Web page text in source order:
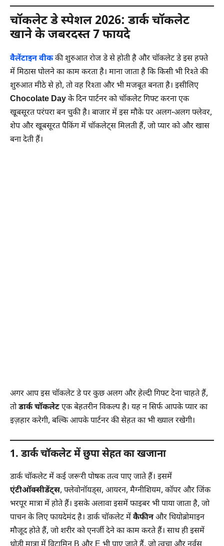
चॉकलेट डे स्पेशल 2026: डार्क चॉकलेट
खाने के जबरदस्त 7 फायदे
वैलेंटाइन वीककी शुरुआत रोज डे से होती है और चॉकलेट डे इस हफ्ते
में मिठास घोलने का काम करता है। माना जाता है कि किसी भी रिश्ते की
शुरुआत मीठे से हो, तो वह रिश्ता और भी मजबूत बनता है। इसीलिए
Chocolate Dayके दिन पार्टनर को चॉकलेट गिफ्ट करना एक
खूबसूरत परंपरा बन चुकी है। बाजार में इस मौके पर अलग-अलग फ्लेवर,
शेप और खूबसूरत पैकिंग में चॉकलेट्स मिलती हैं, जो प्यार को और खास
बना देती हैं।
अगर आप इस चॉकलेट डे पर कुछ अलग और हेल्दी गिफ्ट देना चाहते हैं,
तोडार्क चॉकलेटएक बेहतरीन विकल्प है। यह न सिर्फ आपके प्यार का
इज़हार करेगी, बल्कि आपके पार्टनर की सेहत का भी ख्याल रखेगी।
1. डार्क चॉकलेट में छुपा सेहत का खजाना
डार्क चॉकलेट में कई जरूरी पोषक तत्व पाए जाते हैं। इसमें
एंटीऑक्सीडेंट्स, फ्लेवोनॉयड्स, आयरन, मैग्नीशियम, कॉपर और जिंक
भरपूर मात्रा में होते हैं। इसके अलावा इसमें फाइबर भी पाया जाता है, जो
पाचन के लिए फायदेमंद है। डार्क चॉकलेट मेंकैफीनऔर थियोब्रोमाइन
मौजूद होते हैं, जो शरीर को एनर्जी देने का काम करते हैं। साथ ही इसमें